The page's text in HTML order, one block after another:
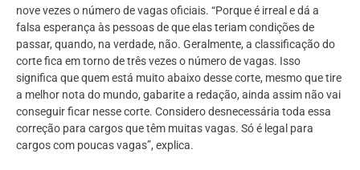
nove vezes o número de vagas oficiais. “Porque é irreal e dá a
falsa esperança às pessoas de que elas teriam condições de
passar, quando, na verdade, não. Geralmente, a classificação do
corte fica em torno de três vezes o número de vagas. Isso
significa que quem está muito abaixo desse corte, mesmo que tire
a melhor nota do mundo, gabarite a redação, ainda assim não vai
conseguir ficar nesse corte. Considero desnecessária toda essa
correção para cargos que têm muitas vagas. Só é legal para
cargos com poucas vagas”, explica.